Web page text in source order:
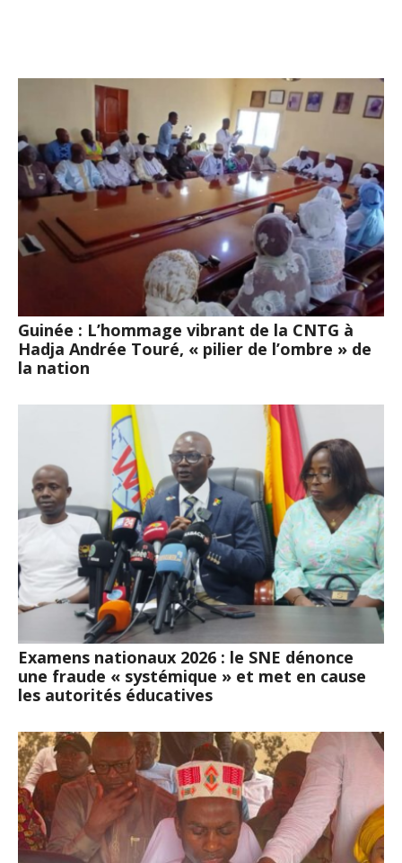
Guinée : L’hommage vibrant de la CNTG à
Hadja Andrée Touré, « pilier de l’ombre » de
la nation
Examens nationaux 2026 : le SNE dénonce
une fraude « systémique » et met en cause
les autorités éducatives